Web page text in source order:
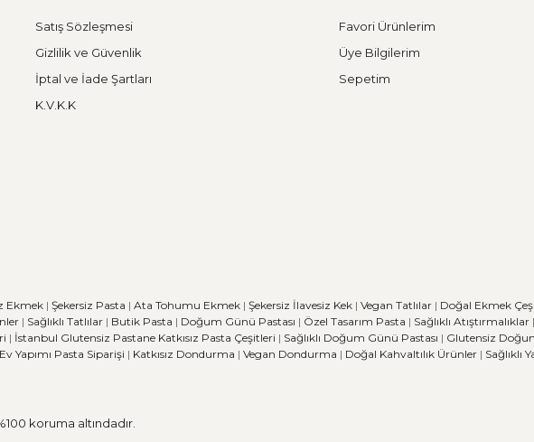
Satış Sözleşmesi
Gizlilik ve Güvenlik
İptal ve İade Şartları
K.V.K.K
Favori Ürünlerim
Üye Bilgilerim
Sepetim
Ekmek | Şekersiz Pasta | Ata Tohumu Ekmek | Şekersiz İlavesiz Kek | Vegan Tatlılar | Doğal Ekmek
| Sağlıklı Tatlılar | Butik Pasta | Doğum Günü Pastası | Özel Tasarım Pasta | Sağlıklı Atıştırmalıklar |
| İstanbul Glutensiz Pastane Katkısız Pasta Çeşitleri | Sağlıklı Doğum Günü Pastası | Glutensiz
Ev Yapımı Pasta Siparişi | Katkısız Dondurma | Vegan Dondurma | Doğal Kahvaltılık Ürünler | Sağlıklı
koruma altındadır.